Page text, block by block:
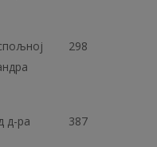
298
д-ра
387